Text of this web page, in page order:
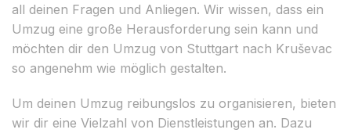
all deinen Fragen und Anliegen. Wir wissen, dass ein
Umzug eine große Herausforderung sein kann und
möchten dir den Umzug von Stuttgart nach Kruševac
so angenehm wie möglich gestalten.
Um deinen Umzug reibungslos zu organisieren, bieten
wir dir eine Vielzahl von Dienstleistungen an. Dazu